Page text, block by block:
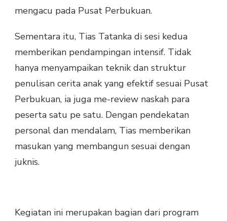
mengacu pada Pusat Perbukuan.
Sementara itu, Tias Tatanka di sesi kedua
memberikan pendampingan intensif. Tidak
hanya menyampaikan teknik dan struktur
penulisan cerita anak yang efektif sesuai Pusat
Perbukuan, ia juga me-review naskah para
peserta satu pe satu. Dengan pendekatan
personal dan mendalam, Tias memberikan
masukan yang membangun sesuai dengan
juknis.
Kegiatan ini merupakan bagian dari program